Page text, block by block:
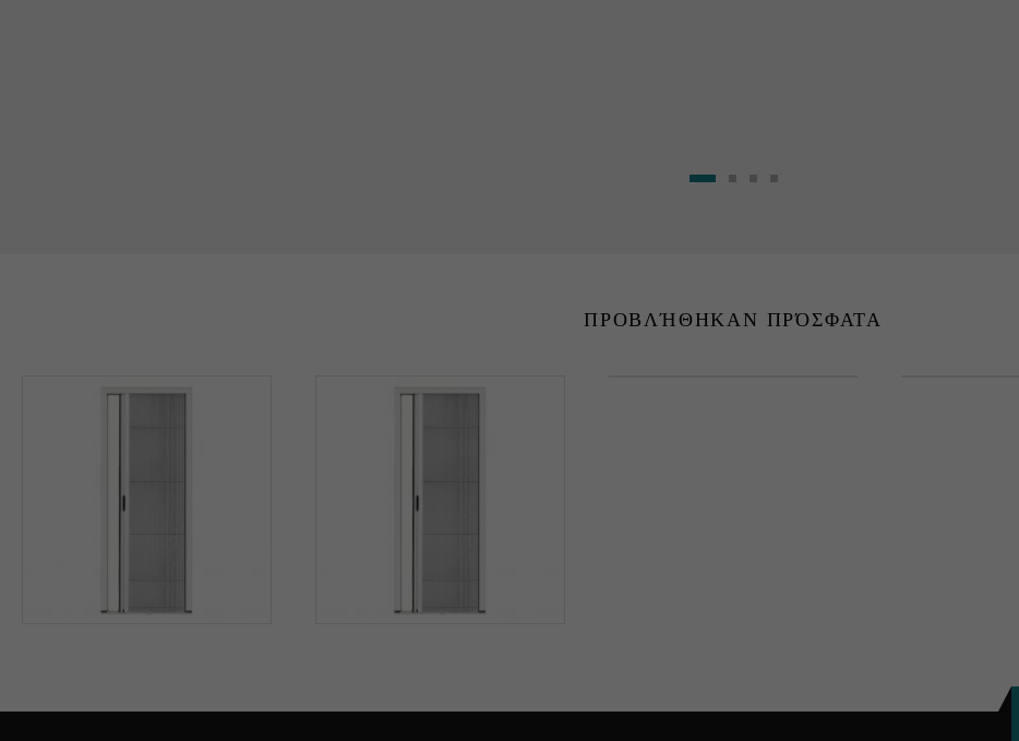
ΠΡΟΒΛΉΘΗΚΑΝ ΠΡΌΣΦΑΤΑ